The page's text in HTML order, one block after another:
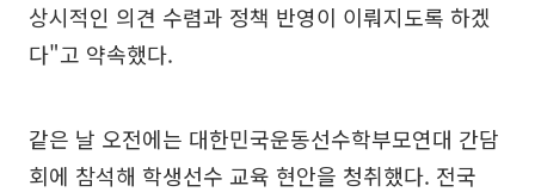
상시적인 의견 수렴과 정책 반영이 이뤄지도록 하겠
다"고 약속했다.
같은 날 오전에는 대한민국운동선수학부모연대 간담
회에 참석해 학생선수 교육 현안을 청취했다. 전국